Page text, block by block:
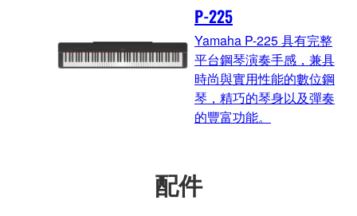
P-225
Yamaha P-225 具有完整
平台鋼琴演奏手感，兼具
時尚與實用性能的數位鋼
琴，精巧的琴身以及彈奏
的豐富功能。
配件